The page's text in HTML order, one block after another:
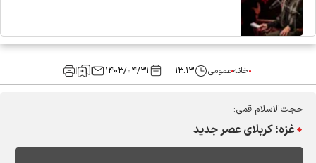
خانهعمومی ۱۳:۱۳ ۱۴۰۳/۰۴/۳۱
حجت‌الاسلام قمی:
غزه؛ کربلای عصر جدید